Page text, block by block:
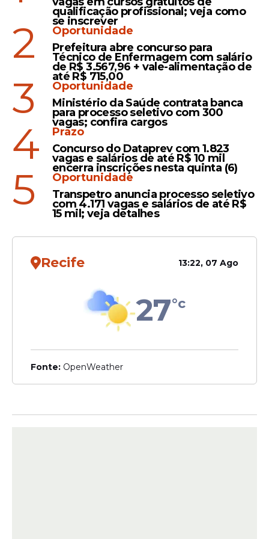
Ao longo do período de instrução, os
futuros soldados receberam uma
formação técnico-profissional voltada para
as diversas áreas de atuação do CBMPE,
que incluem situações como combate a
incêndios urbanos e florestais, salvamento
terrestre, aquático e em altura,
atendimento pré-hospitalar, ações de
Leia Também
aporte da feira
qualificação profissional; veja como
se inscrever
2
Oportunidade
Prefeitura abre concurso para
Técnico de Enfermagem com salário
de R$ 3.567,96 + vale-alimentação de
até R$ 715,00
3
Oportunidade
Ministério da Saúde contrata banca
para processo seletivo com 300
vagas; confira cargos
4
Prazo
Concurso do Dataprev com 1.823
vagas e salários de até R$ 10 mil
encerra inscrições nesta quinta (6)
5
Oportunidade
Transpetro anuncia processo seletivo
com 4.171 vagas e salários de até R$
15 mil; veja detalhes
Recife 13:22, 07 Ago
27°c
Fonte: OpenWeather